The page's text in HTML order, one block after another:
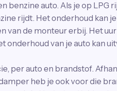
benzine auto. Als je op LPG
rijdt. Het onderhoud kan
van de monteur erbij. Het
onderhoud van je auto kan
per auto en brandstof.
heb je ook voor die